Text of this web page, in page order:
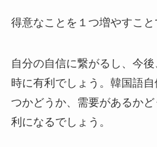
得意なことを１つ増やすこと
自分の自信に繋がるし、今
時に有利でしょう。韓国語
つかどうか、需要があるか
利になるでしょう。